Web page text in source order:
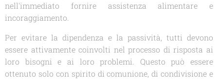
nell'immediato fornire assistenza alimentare e
incoraggiamento.
Per evitare la dipendenza e la passività, tutti devono
essere attivamente coinvolti nel processo di risposta ai
loro bisogni e ai loro problemi. Questo può essere
ottenuto solo con spirito di comunione, di condivisione e